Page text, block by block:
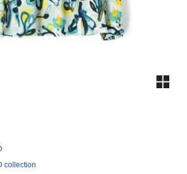
collection